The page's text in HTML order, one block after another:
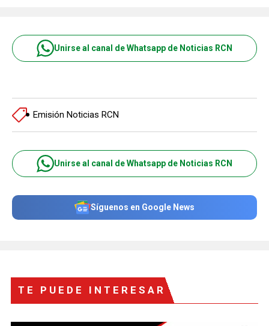
Unirse al canal de Whatsapp de Noticias RCN
Emisión Noticias RCN
Unirse al canal de Whatsapp de Noticias RCN
Síguenos en Google News
TE PUEDE INTERESAR